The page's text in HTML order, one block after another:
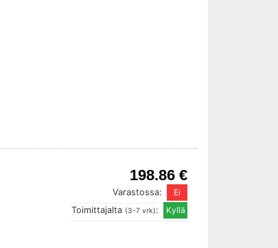
198.86 €
Varastossa:
Toimittajalta (3-7 vrk):